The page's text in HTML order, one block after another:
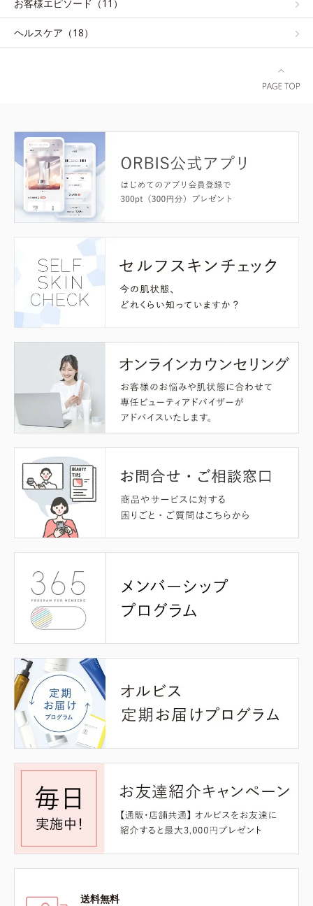
お客様エピソード（11）
ヘルスケア（18）
送料無料